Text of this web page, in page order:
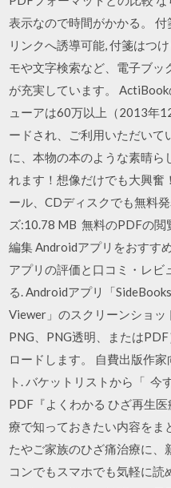
表示なので時間がかかる。
リンクへ誘導可能, 付箋はつ
モや文字検索など、電子ブッ
が充実しています。
ューアは60万以上（2013年
ードされ、ご利用いただいて
に、本物の本のような素晴ら
れます！想像だけでも大興奮
ール、CDディスクでも無料
ズ:10.78 MB 無料のPDFの
編集 Androidアプリをおすす
アプリの評価と口コミ・レビ
る. Androidアプリ「
Viewer」のスクリーンショッ
PNG、PNG透明、または
ロードします。 自費出版作
ト. バケットリストから「 今
PDF『よくわかる ひざ再生
療で知っておきたい内容をま
たやご家族のひざ痛治療に、
コンでもスマホでも気軽に